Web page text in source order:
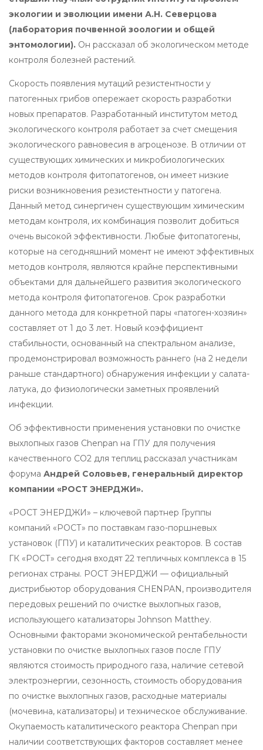
экологии и эволюции имени А.Н. Северцова
(лаборатория почвенной зоологии и общей
энтомологии). Он рассказал об экологическом методе
контроля болезней растений.
Скорость появления мутаций резистентности у
патогенных грибов опережает скорость разработки
новых препаратов. Разработанный институтом метод
экологического контроля работает за счет смещения
экологического равновесия в агроценозе. В отличии от
существующих химических и микробиологических
методов контроля фитопатогенов, он имеет низкие
риски возникновения резистентности у патогена.
Данный метод синергичен существующим химическим
методам контроля, их комбинация позволит добиться
очень высокой эффективности. Любые фитопатогены,
которые на сегодняшний момент не имеют эффективных
методов контроля, являются крайне перспективными
объектами для дальнейшего развития экологического
метода контроля фитопатогенов. Срок разработки
данного метода для конкретной пары «патоген-хозяин»
составляет от 1 до 3 лет. Новый коэффициент
стабильности, основанный на спектральном анализе,
продемонстрировал возможность раннего (на 2 недели
раньше стандартного) обнаружения инфекции у салата-
латука, до физиологически заметных проявлений
инфекции.
Об эффективности применения установки по очистке
выхлопных газов Chenpan на ГПУ для получения
качественного СО2 для теплиц рассказал участникам
форума Андрей Соловьев, генеральный директор
компании «РОСТ ЭНЕРДЖИ».
«РОСТ ЭНЕРДЖИ» – ключевой партнер Группы
компаний «РОСТ» по поставкам газо-поршневых
установок (ГПУ) и каталитических реакторов. В состав
ГК «РОСТ» сегодня входят 22 тепличных комплекса в 15
регионах страны. РОСТ ЭНЕРДЖИ — официальный
дистрибьютор оборудования CHЕNPAN, производителя
передовых решений по очистке выхлопных газов,
использующего катализаторы Johnson Matthey.
Основными факторами экономической рентабельности
установки по очистке выхлопных газов после ГПУ
являются стоимость природного газа, наличие сетевой
электроэнергии, сезонность, стоимость оборудования
по очистке выхлопных газов, расходные материалы
(мочевина, катализаторы) и техническое обслуживание.
Окупаемость каталитического реактора Chenpan при
наличии соответствующих факторов составляет менее